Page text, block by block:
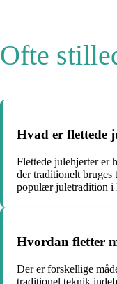
Ofte
Hvad er flettede
Flettede julehjerter er
der traditionelt bruges
populær juletradition i
Hvordan fletter
Der er forskellige
traditionel teknik